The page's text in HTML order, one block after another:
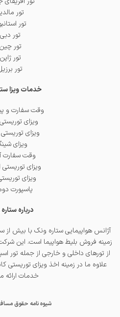
تور
تور
تور دبی
تور چین
تور ژاپن
تور
خدمات ویزا
وقت سفارت و
ویزای
ویزای توریستی
ویزای
وقت سفارت
ویزای
ویزای
پاسپورت
درباره
آژانس هواپیمایی ستاره ونک با بیش از
زمینه فروش بلیط هواپیما است. این
از تورهای داخلی و خارجی از جمله تور
علاوه ما در زمینه اخذ ویزای توریستی
خدمات ارائه
شیوه نامه حقوق